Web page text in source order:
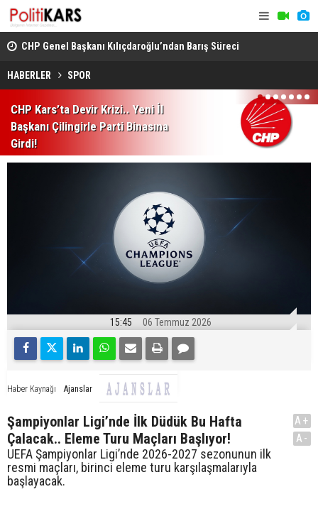
CHP Genel Başkanı Kılıçdaroğlu’ndan Barış Süreci
Vurgusu.. Sorumluluk Alacağız!
HABERLER SPOR
CHP Kars’ta Devir Krizi.. Yeni İl
Başkanı Çilingirle Parti Binasına
Girdi!
1 2 3 4 5 6 7
15:45 06 Temmuz 2026
Haber Kaynağı Ajanslar
Şampiyonlar Ligi’nde İlk Düdük Bu Hafta
Çalacak.. Eleme Turu Maçları Başlıyor!
UEFA Şampiyonlar Ligi’nde 2026-2027 sezonunun ilk
resmi maçları, birinci eleme turu karşılaşmalarıyla
başlayacak.
A+
A-